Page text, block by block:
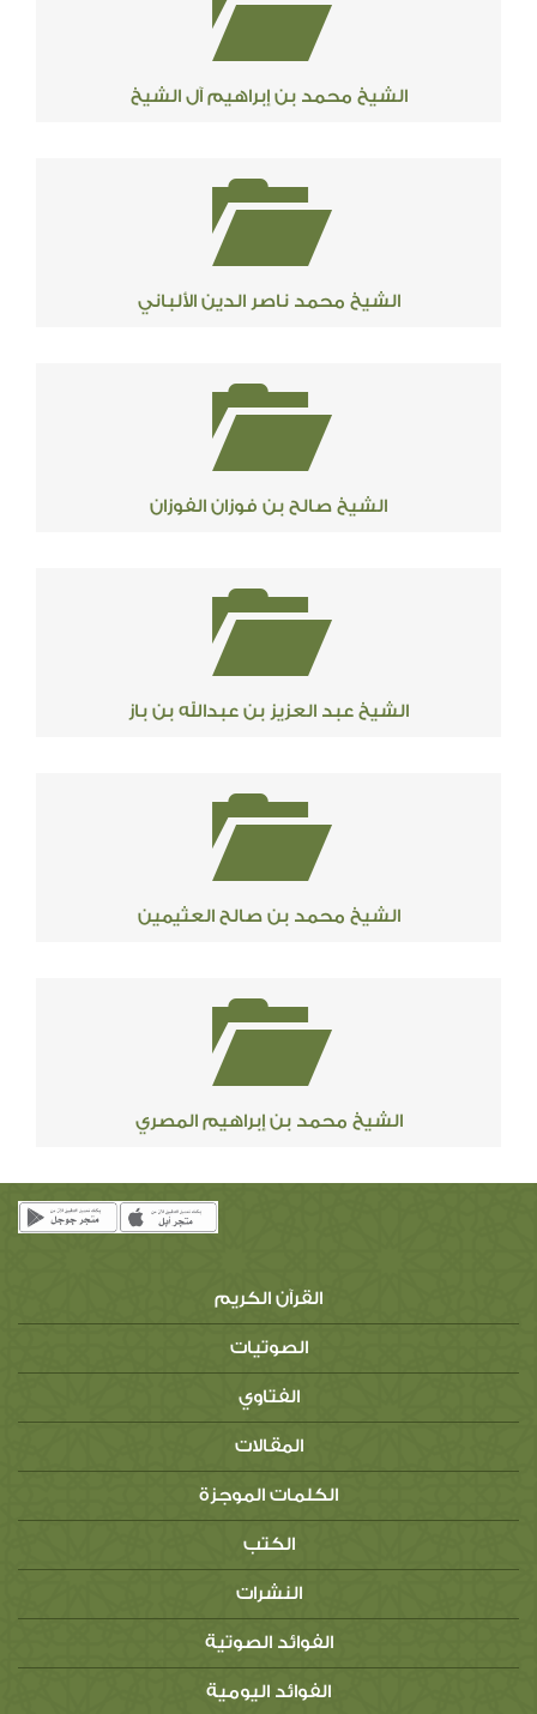
الشيخ محمد بن إبراهيم آل الشيخ
الشيخ محمد ناصر الدين الألباني
الشيخ صالح بن فوزان الفوزان
الشيخ عبد العزيز بن عبدالله بن باز
الشيخ محمد بن صالح العثيمين
الشيخ محمد بن إبراهيم المصري
القرآن الكريم
الصوتيات
الفتاوي
المقالات
الكلمات الموجزة
الكتب
النشرات
الفوائد الصوتية
الفوائد اليومية